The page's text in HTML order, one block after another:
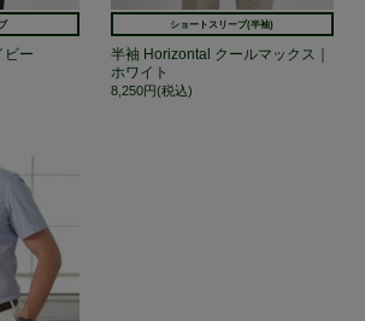
ビー
ショートスリーブ(半袖)
半袖 Horizontal クールマックス｜
ホワイト
8,250円(税込)